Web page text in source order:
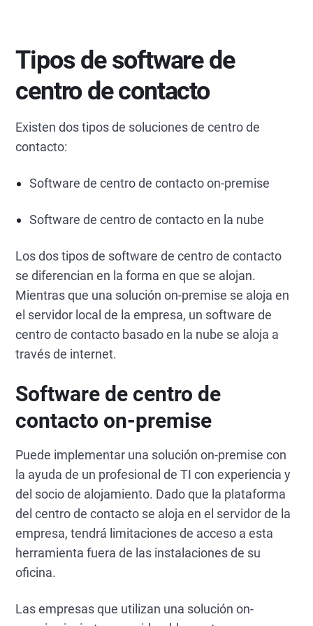
Tipos de software de
centro de contacto
Existen dos tipos de soluciones de centro de
contacto:
Software de centro de contacto on-premise
Software de centro de contacto en la nube
Los dos tipos de software de centro de contacto
se diferencian en la forma en que se alojan.
Mientras que una solución on-premise se aloja en
el servidor local de la empresa, un software de
centro de contacto basado en la nube se aloja a
través de internet.
Software de centro de
contacto on-premise
Puede implementar una solución on-premise con
la ayuda de un profesional de TI con experiencia y
del socio de alojamiento. Dado que la plataforma
del centro de contacto se aloja en el servidor de la
empresa, tendrá limitaciones de acceso a esta
herramienta fuera de las instalaciones de su
oficina.
Las empresas que utilizan una solución on-